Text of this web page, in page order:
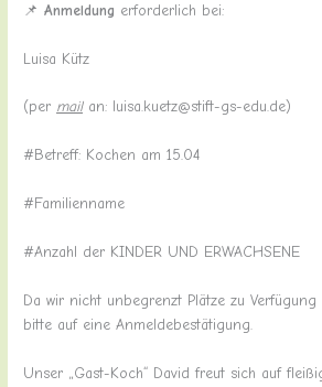
📌 Anmeldung erforderlich bei:
Luisa Kütz
(per mailan: luisa.kuetz@stift-gs-edu.de)
#Betreff: Kochen am 15.04
#Familienname
#Anzahl der KINDER UND ERWACHSENE
Da wir nicht unbegrenzt Plätze zu Verfügung
bitte auf eine Anmeldebestätigung.
Unser „Gast-Koch“ David freut sich auf